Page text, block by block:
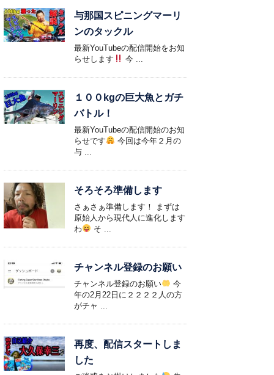
与那国スピニングマーリ
ンのタックル
最新YouTubeの配信開始をお知
らせします
今 ...
１００kgの巨大魚とガチ
バトル！
最新YouTubeの配信開始のお知
らせです
今回は今年２月の
与 ...
そろそろ準備します
さぁさぁ準備します！ まずは
原始人から現代人に進化します
わ
そ ...
チャンネル登録のお願い
チャンネル登録のお願い
今
年の2月22日に２２２２人の方
がチャ ...
再度、配信スタートしま
した